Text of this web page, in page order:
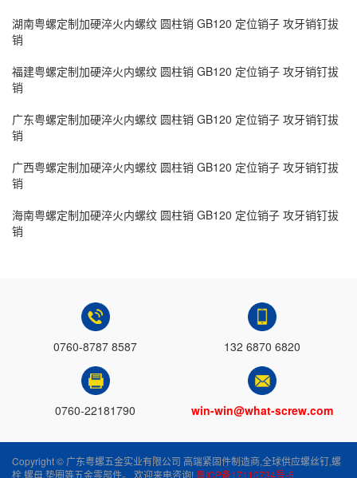
湖南粤螺定制加硬淬火内螺纹 圆柱销 GB120 定位销子 攻牙销钉拔
销
福建粤螺定制加硬淬火内螺纹 圆柱销 GB120 定位销子 攻牙销钉拔
销
广东粤螺定制加硬淬火内螺纹 圆柱销 GB120 定位销子 攻牙销钉拔
销
广西粤螺定制加硬淬火内螺纹 圆柱销 GB120 定位销子 攻牙销钉拔
销
海南粤螺定制加硬淬火内螺纹 圆柱销 GB120 定位销子 攻牙销钉拔
销
0760-8787 8587 132 6870 6820
0760-22181790 win-win@what-screw.com
Copyright © 广东粤螺五金实业有限公司 高端紧固件制造商,全球供应螺丝钉,螺
栓,螺母,垫圈等五金零部件。 欢迎来电咨询!粤ICP备17110734号-5